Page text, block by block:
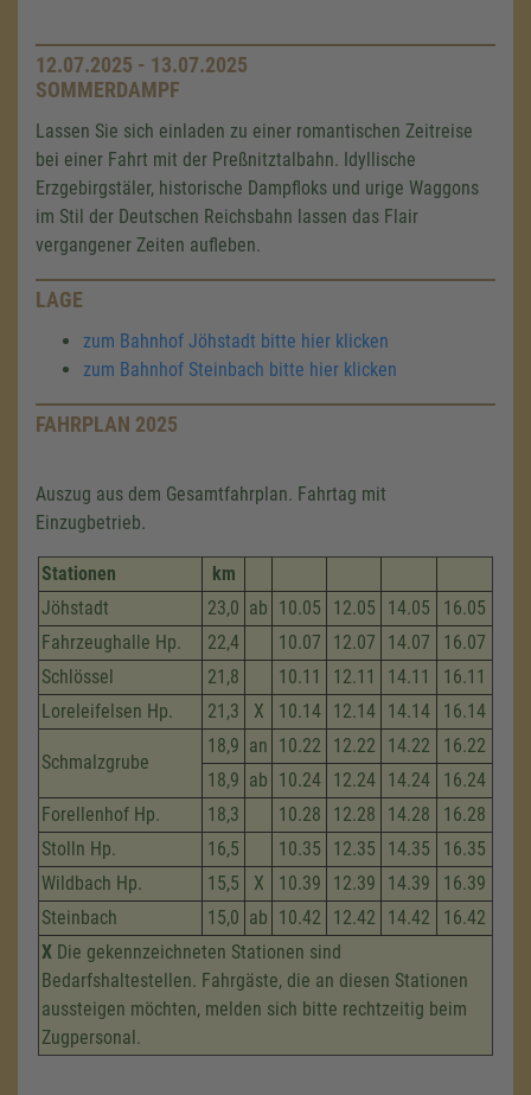
12.07.2025 - 13.07.2025
SOMMERDAMPF
Lassen Sie sich einladen zu einer romantischen Zeitreise
bei einer Fahrt mit der Preßnitztalbahn. Idyllische
Erzgebirgstäler, historische Dampfloks und urige Waggons
im Stil der Deutschen Reichsbahn lassen das Flair
vergangener Zeiten aufleben.
LAGE
zum Bahnhof Jöhstadt bitte hier klicken
zum Bahnhof Steinbach bitte hier klicken
FAHRPLAN 2025
Auszug aus dem Gesamtfahrplan. Fahrtag mit
Einzugbetrieb.
Stationen
km
Jöhstadt
23,0 ab 10.05 12.05 14.05
16.05
Fahrzeug­halle Hp.
22,4 10.07 12.07 14.07
16.07
Schlössel
21,8 10.11 12.11 14.11
16.11
Loreleifelsen Hp.
21,3 X 10.14 12.14 14.14 16.14
Schmalzgrube
18,9 an 10.22 12.22 14.22
16.22
18,9 ab 10.24 12.24 14.24
16.24
Forellenhof Hp.
18,3 10.28 12.28 14.28
16.28
Stolln Hp.
16,5 10.35 12.35 14.35
16.35
Wildbach Hp.
15,5 X 10.39 12.39 14.39
16.39
Steinbach
15,0 ab 10.42 12.42 14.42
16.42
X Die gekennzeichneten Stationen sind
Bedarfshaltestellen. Fahrgäste, die an diesen Stationen
aussteigen möchten, melden sich bitte rechtzeitig beim
Zugpersonal.